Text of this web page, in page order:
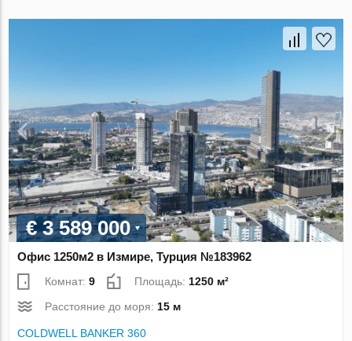
€ 3 589 000
Офис 1250м2 в Измире, Турция №183962
Комнат:9 Площадь: 1250 м²
Расстояние до моря: 15 м
COLDWELL BANKER 360